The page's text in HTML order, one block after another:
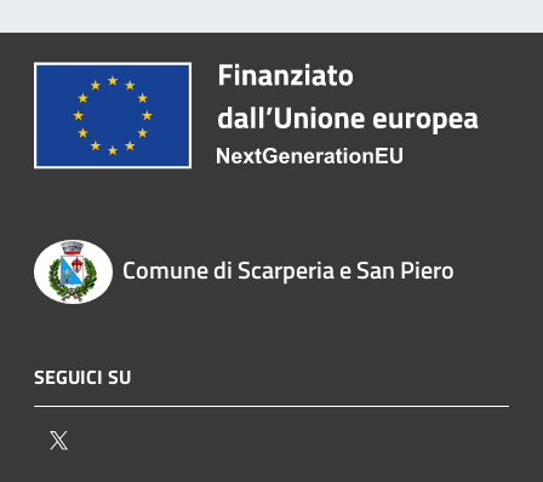
Comune di Scarperia e San Piero
SEGUICI SU